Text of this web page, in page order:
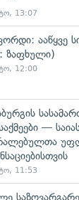
13:07
ააწყვე
ზაფხული)
12:00
—
11:53